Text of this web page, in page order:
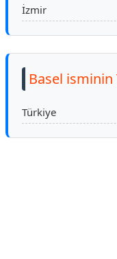
İzmir
Basel isminin
Türkiye